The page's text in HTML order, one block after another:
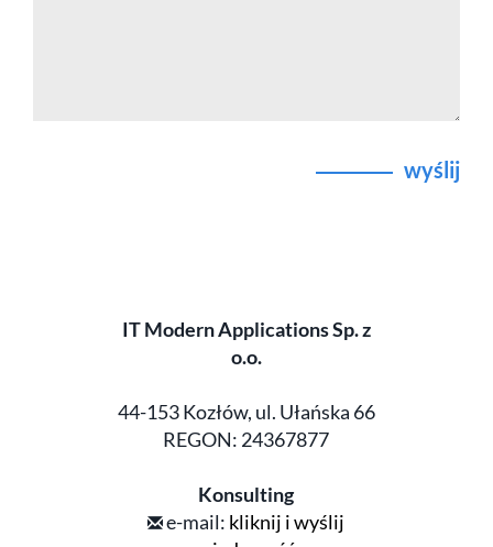
wyślij
IT Modern Applications Sp. z
o.o.
44-153 Kozłów, ul. Ułańska 66
REGON: 24367877
Konsulting
e-mail: kliknij i wyślij